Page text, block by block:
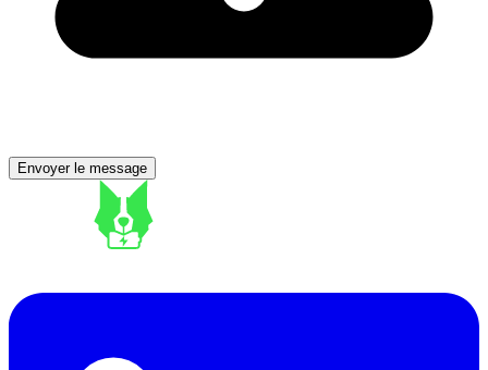
Envoyer le message